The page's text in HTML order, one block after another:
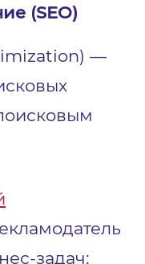
(SEO)
—
задач: